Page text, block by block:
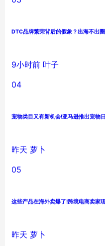
DTC品牌繁荣背后的假象？出海不出
9小时前 叶子
04
宠物类目又有新机会!亚马逊推出宠物
昨天 萝卜
05
这些产品在海外卖爆了!跨境电商卖家
昨天 萝卜